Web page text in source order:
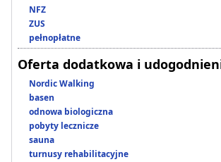
NFZ
ZUS
pełnopłatne
Oferta dodatkowa i
Nordic Walking
basen
odnowa biologiczna
pobyty lecznicze
sauna
turnusy rehabilitacyjne